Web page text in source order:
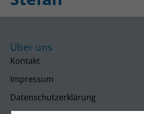
Über uns
Kontakt
Impressum
Datenschutzerklärung